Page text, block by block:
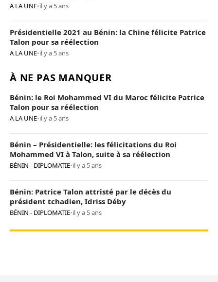
A LA UNE•il y a 5 ans
Présidentielle 2021 au Bénin: la Chine félicite Patrice
Talon pour sa réélection
A LA UNE•il y a 5 ans
À NE PAS MANQUER
Bénin: le Roi Mohammed VI du Maroc félicite Patrice
Talon pour sa réélection
A LA UNE•il y a 5 ans
Bénin – Présidentielle: les félicitations du Roi
Mohammed VI à Talon, suite à sa réélection
BÉNIN - DIPLOMATIE•il y a 5 ans
Bénin: Patrice Talon attristé par le décès du
président tchadien, Idriss Déby
BÉNIN - DIPLOMATIE•il y a 5 ans